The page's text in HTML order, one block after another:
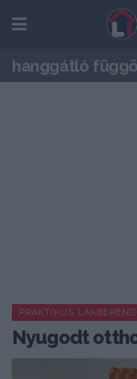
hanggátló
PRAKTIKUS
Nyugodt